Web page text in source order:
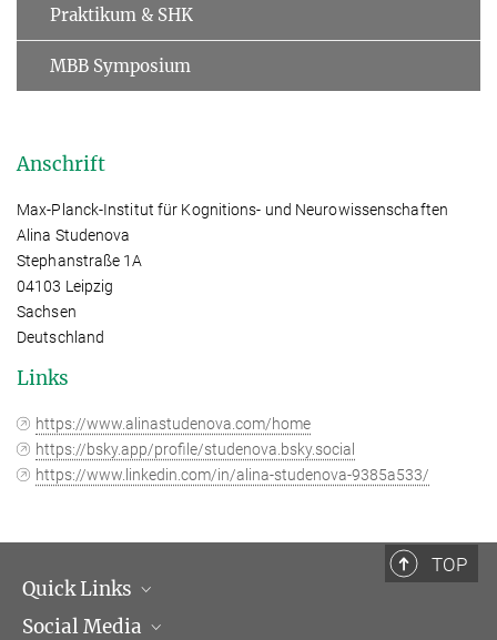
Praktikum & SHK
MBB Symposium
Anschrift
Max-Planck-Institut für Kognitions- und Neurowissenschaften
Alina Studenova
Stephanstraße 1A
04103 Leipzig
Sachsen
Deutschland
Links
https://www.alinastudenova.com/home
https://bsky.app/profile/studenova.bsky.social
https://www.linkedin.com/in/alina-studenova-9385a533/
TOP
Quick Links
Institutsleitung
Social Media